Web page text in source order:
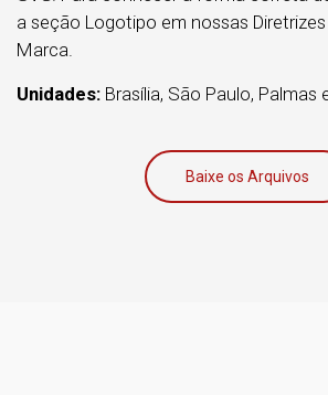
a seção Logotipo em nossas
Marca.
Unidades: Brasília, São Paulo, Palmas
Baixe os Arquivos